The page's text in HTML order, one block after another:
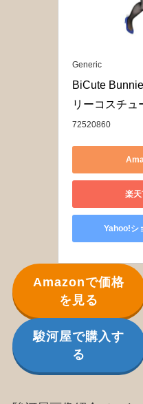
Generic
BiCute
リーコスチュ
72520860
楽
Yahoo!シ
Amazonで価格
を見る
駿河屋で購入す
る